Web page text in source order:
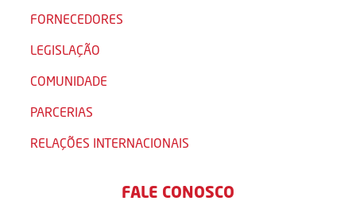
FORNECEDORES
LEGISLAÇÃO
COMUNIDADE
PARCERIAS
RELAÇÕES INTERNACIONAIS
FALE CONOSCO